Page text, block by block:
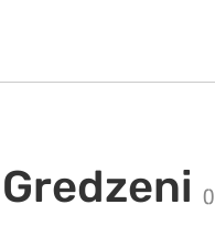
Gredzeni ()